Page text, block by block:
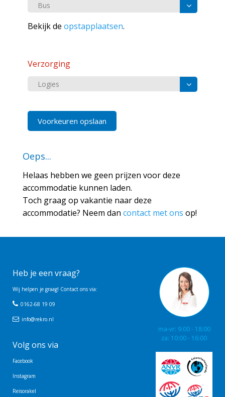
Bekijk de opstapplaatsen.
Verzorging
Voorkeuren opslaan
Oeps...
Helaas hebben we geen prijzen voor deze
accommodatie kunnen laden.
Toch graag op vakantie naar deze
accommodatie? Neem dan contact met ons op!
Heb je een vraag?
Wij helpen je graag! Contact ons via:
0162-68 19 09
info@rekro.nl
Volg ons via
Facebook
Instagram
Reisorakel
ma-vr: 9:00 - 18:00
za: 10:00 - 16:00